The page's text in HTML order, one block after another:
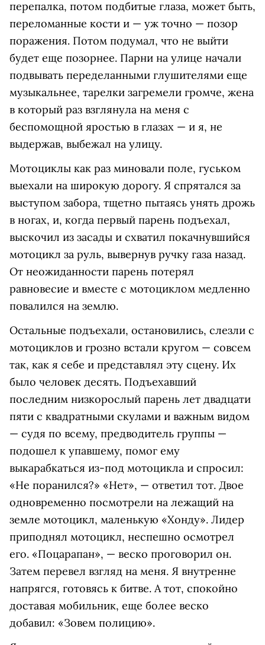
перепалка, потом подбитые глаза, может быть,
переломанные кости и — уж точно — позор
поражения. Потом подумал, что не выйти
будет еще позорнее. Парни на улице начали
подвывать переделанными глушителями еще
музыкальнее, тарелки загремели громче, жена
в который раз взглянула на меня с
беспомощной яростью в глазах — и я, не
выдержав, выбежал на улицу.
Мотоциклы как раз миновали поле, гуськом
выехали на широкую дорогу. Я спрятался за
выступом забора, тщетно пытаясь унять дрожь
в ногах, и, когда первый парень подъехал,
выскочил из засады и схватил покачнувшийся
мотоцикл за руль, вывернув ручку газа назад.
От неожиданности парень потерял
равновесие и вместе с мотоциклом медленно
повалился на землю.
Остальные подъехали, остановились, слезли с
мотоциклов и грозно встали кругом — совсем
так, как я себе и представлял эту сцену. Их
было человек десять. Подъехавший
последним низкорослый парень лет двадцати
пяти с квадратными скулами и важным видом
— судя по всему, предводитель группы —
подошел к упавшему, помог ему
выкарабкаться из-под мотоцикла и спросил:
«Не поранился?» «Нет», — ответил тот. Двое
одновременно посмотрели на лежащий на
земле мотоцикл, маленькую «Хонду». Лидер
приподнял мотоцикл, неспешно осмотрел
его. «Поцарапан», — веско проговорил он.
Затем перевел взгляд на меня. Я внутренне
напрягся, готовясь к битве. А тот, спокойно
доставая мобильник, еще более веско
добавил: «Зовем полицию».